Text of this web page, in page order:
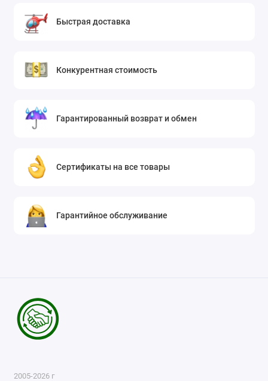
Быстрая доставка
Конкурентная стоимость
Гарантированный возврат и обмен
Сертификаты на все товары
Гарантийное обслуживание
2005-2026 г